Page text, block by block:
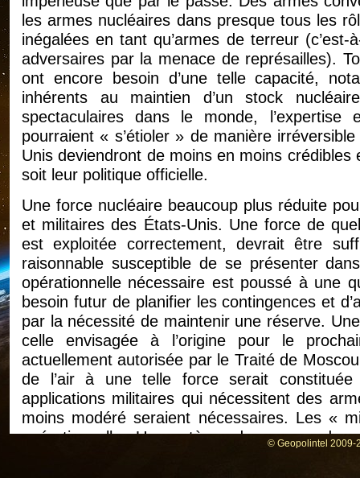
les armes nucléaires dans presque tous les
inégalées en tant qu’armes de terreur
adversaires par la menace de représailles).
ont encore besoin d’une telle capacité,
inhérents au maintien d’un stock
spectaculaires dans le monde,
pourraient « s’étioler » de manière
Unis deviendront de moins en moins
soit leur politique officielle.
Une force nucléaire beaucoup plus réduite
et militaires des États-Unis. Une force de
est exploitée correctement, devrait être
raisonnable susceptible de se présenter
opérationnelle nécessaire est poussé à une
besoin futur de planifier les contingences et
par la nécessité de maintenir une réserve.
celle envisagée à l’origine pour le
actuellement autorisée par le Traité de
de l’air à une telle force serait
applications militaires qui nécessitent des
moins modéré seraient nécessaires. Les «
opérationnelle. Un système de
© Geopolintel 2009-